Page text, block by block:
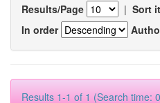
Results/Page | Sort
In order
Results 1-1 of 1 (Search time: